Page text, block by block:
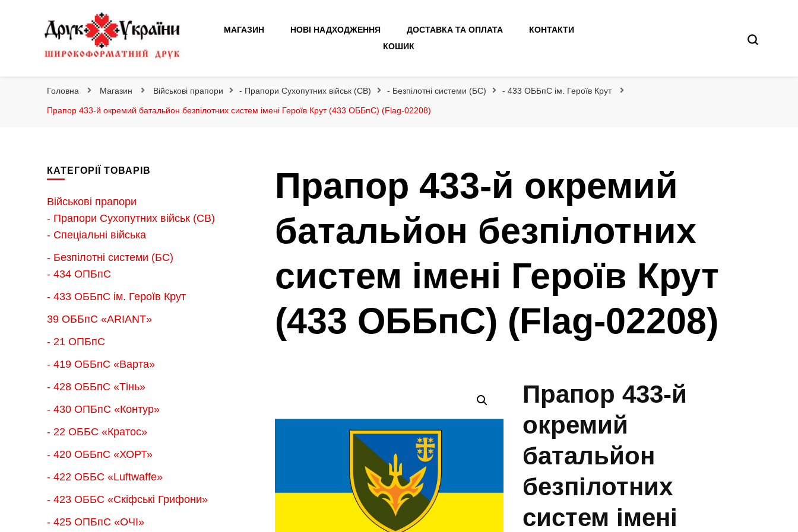
Друк України
МАГАЗИН НОВІ НАДХОДЖЕННЯ ДОСТАВКА ТА ОПЛАТА
КОНТАКТИ
КОШИК
Головна Магазин Військові прапори - Прапори Сухопутних військ (СВ) - Безпілотні системи (БС) - 433 ОББпС ім. Героїв Крут
Прапор 433-й окремий батальйон безпілотних систем імені Героїв Крут (433 ОББпС) (Flag-02208)
Прапор 433-й окремий
батальйон безпілотних
систем імені Героїв Крут
(433 ОББпС) (Flag-02208)
Прапор 433-й
окремий
батальйон
безпілотних
систем імені
КАТЕГОРІЇ ТОВАРІВ
Військові прапори
- Прапори Сухопутних військ (СВ)
- Спеціальні війська
- Безпілотні системи (БС)
- 434 ОПБпС
- 433 ОББпС ім. Героїв Крут
39 ОББпС «ARIANT»
- 21 ОПБпС
- 419 ОББпС «Варта»
- 428 ОББпС «Тінь»
- 430 ОПБпС «Контур»
- 22 ОББС «Кратос»
- 420 ОББпС «ХОРТ»
- 422 ОББС «Luftwaffe»
- 423 ОББС «Скіфські Грифони»
- 425 ОПБпС «ОЧІ»